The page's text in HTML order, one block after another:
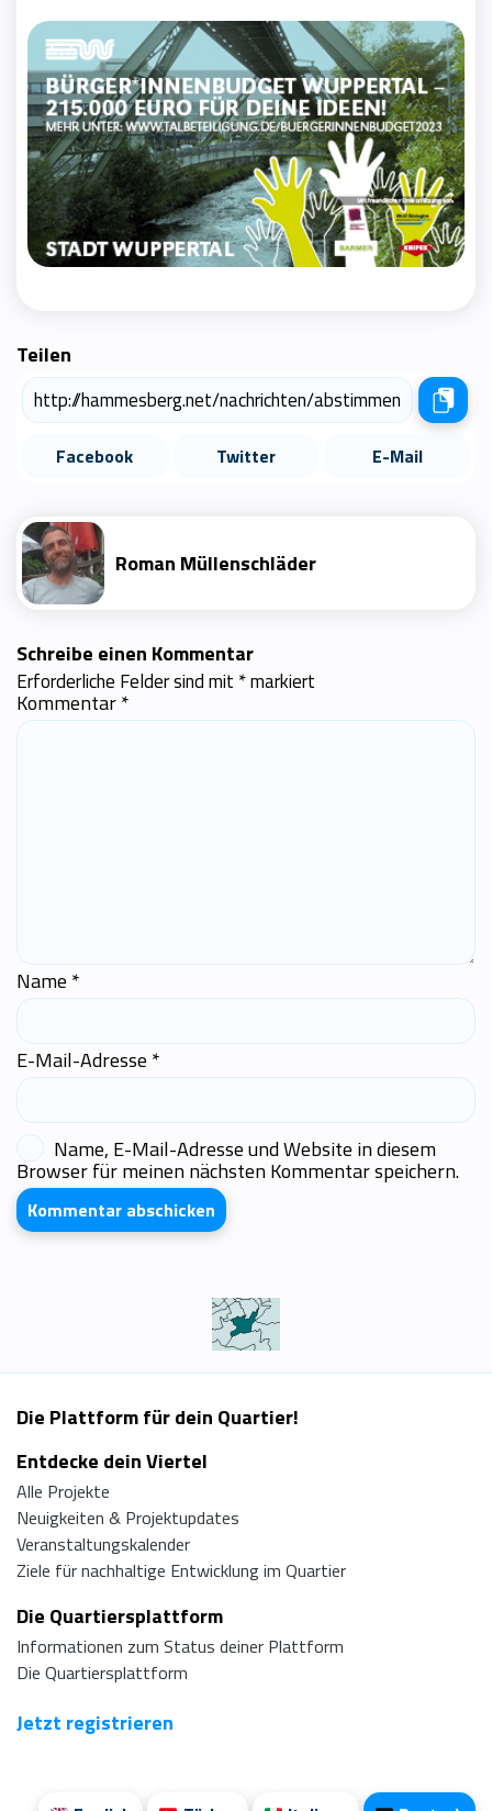
Teilen
Facebook Twitter E-Mail
Roman Müllenschläder
Schreibe einen Kommentar
Erforderliche Felder sind mit *markiert
Kommentar*
Name *
E-Mail-Adresse *
Name, E-Mail-Adresse und Website in diesem
Browser für meinen nächsten Kommentar speichern.
Die Plattform für dein Quartier!
Entdecke dein Viertel
Alle Projekte
Neuigkeiten & Projektupdates
Veranstaltungskalender
Ziele für nachhaltige Entwicklung im Quartier
Die Quartiersplattform
Informationen zum Status deiner Plattform
Die Quartiersplattform
Jetzt registrieren